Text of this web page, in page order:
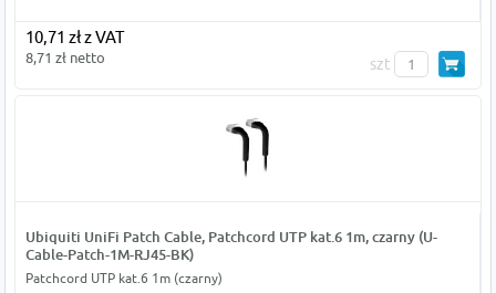
10,71 zł z VAT
8,71 zł netto szt
Ubiquiti UniFi Patch Cable, Patchcord UTP kat.6 1m, czarny (U-
Cable-Patch-1M-RJ45-BK)
Patchcord UTP kat.6 1m (czarny)